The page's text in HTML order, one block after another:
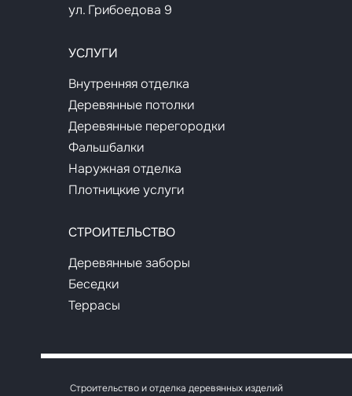
Деревянные потолки
Внутренняя отделка
Наружная отделка
Деревянные перегородки
Деревянные заборы
Фальшбалки
Беседки
Террасы
Плотницкие услуги
УСЛУГИ
ул. Грибоедова 9
СТРОИТЕЛЬСТВО
Строительство и отделка деревянных изделий